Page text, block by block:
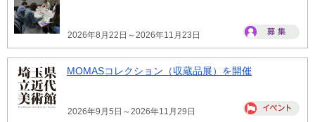
2026年8月22日～2026年11月23日
MOMASコレクション（収蔵品展）を開催
2026年9月5日～2026年11月29日